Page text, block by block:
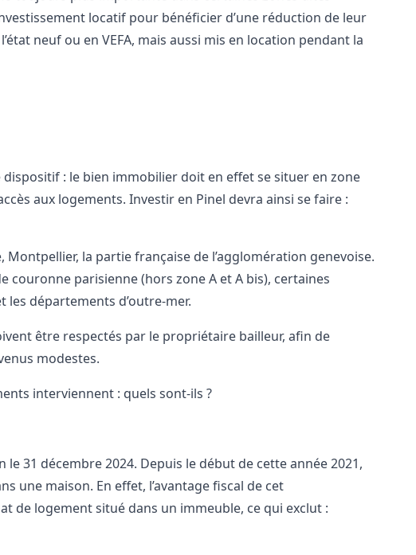
locatif pour bénéficier d’une réduction de leur
neuf ou en VEFA, mais aussi mis en location pendant la
: le bien immobilier doit en effet se situer en zone
aux logements. Investir en Pinel devra ainsi se faire :
Montpellier, la partie française de l’agglomération genevoise.
couronne parisienne (hors zone A et A bis), certaines
les départements d’outre-mer.
être respectés par le propriétaire bailleur, afin de
modestes.
interviennent : quels sont-ils ?
31 décembre 2024. Depuis le début de cette année 2021,
une maison. En effet, l’avantage fiscal de cet
de logement situé dans un immeuble, ce qui exclut :